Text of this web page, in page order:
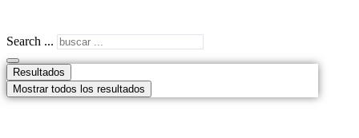
Search ...
Resultados
Mostrar todos los resultados